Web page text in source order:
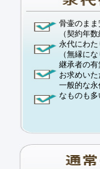
骨壷のま
（契約年
永代にわ
（無縁にな
継承者の
お求めいた
一般的な
なものも多